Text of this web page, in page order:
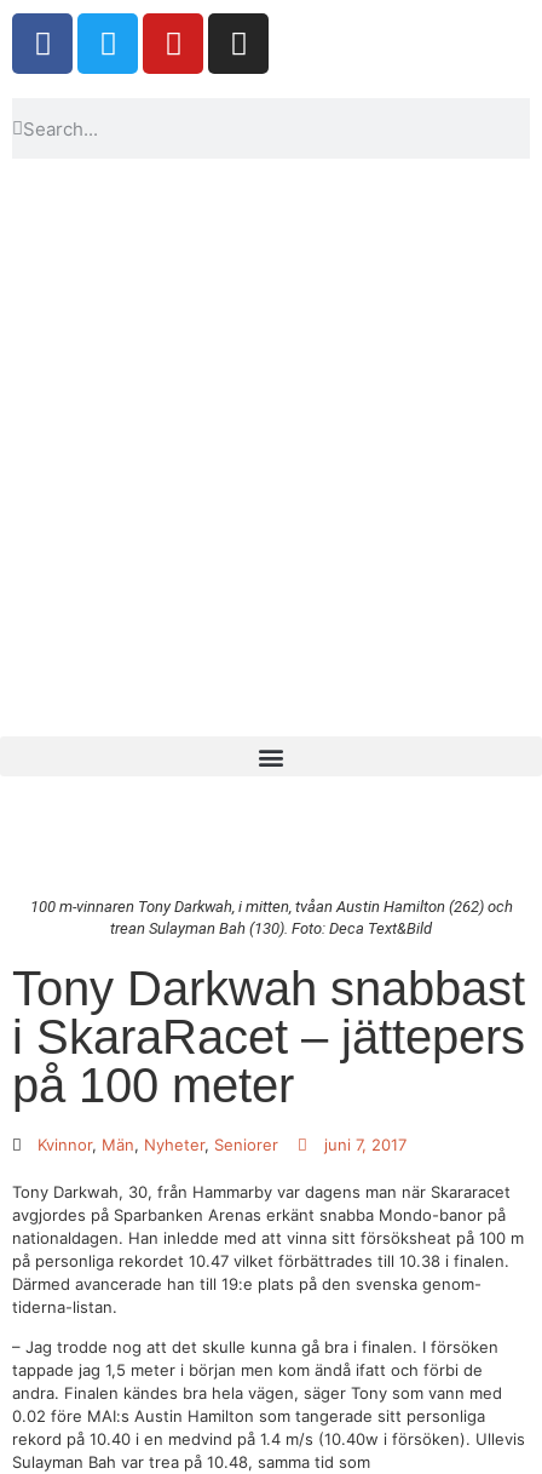
100 m-vinnaren Tony Darkwah, i mitten, tvåan Austin Hamilton (262) och
trean Sulayman Bah (130). Foto: Deca Text&Bild
Tony Darkwah snabbast
i SkaraRacet – jättepers
på 100 meter
Kvinnor, Män, Nyheter, Seniorer juni 7, 2017
Tony Darkwah, 30, från Hammarby var dagens man när Skararacet
avgjordes på Sparbanken Arenas erkänt snabba Mondo-banor på
nationaldagen. Han inledde med att vinna sitt försöksheat på 100 m
på personliga rekordet 10.47 vilket förbättrades till 10.38 i finalen.
Därmed avancerade han till 19:e plats på den svenska genom-
tiderna-listan.
– Jag trodde nog att det skulle kunna gå bra i finalen. I försöken
tappade jag 1,5 meter i början men kom ändå ifatt och förbi de
andra. Finalen kändes bra hela vägen, säger Tony som vann med
0.02 före MAI:s Austin Hamilton som tangerade sitt personliga
rekord på 10.40 i en medvind på 1.4 m/s (10.40w i försöken). Ullevis
Sulayman Bah var trea på 10.48, samma tid som